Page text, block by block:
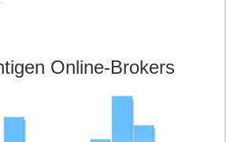
Online-Brokers